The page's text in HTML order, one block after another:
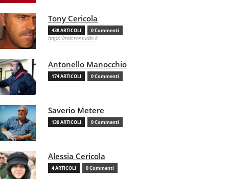
Tony Cericola
438 ARTICOLI 0 Commenti
https://microstudio.it
Antonello Manocchio
174 ARTICOLI 0 Commenti
Saverio Metere
130 ARTICOLI 0 Commenti
Alessia Cericola
4 ARTICOLI 0 Commenti